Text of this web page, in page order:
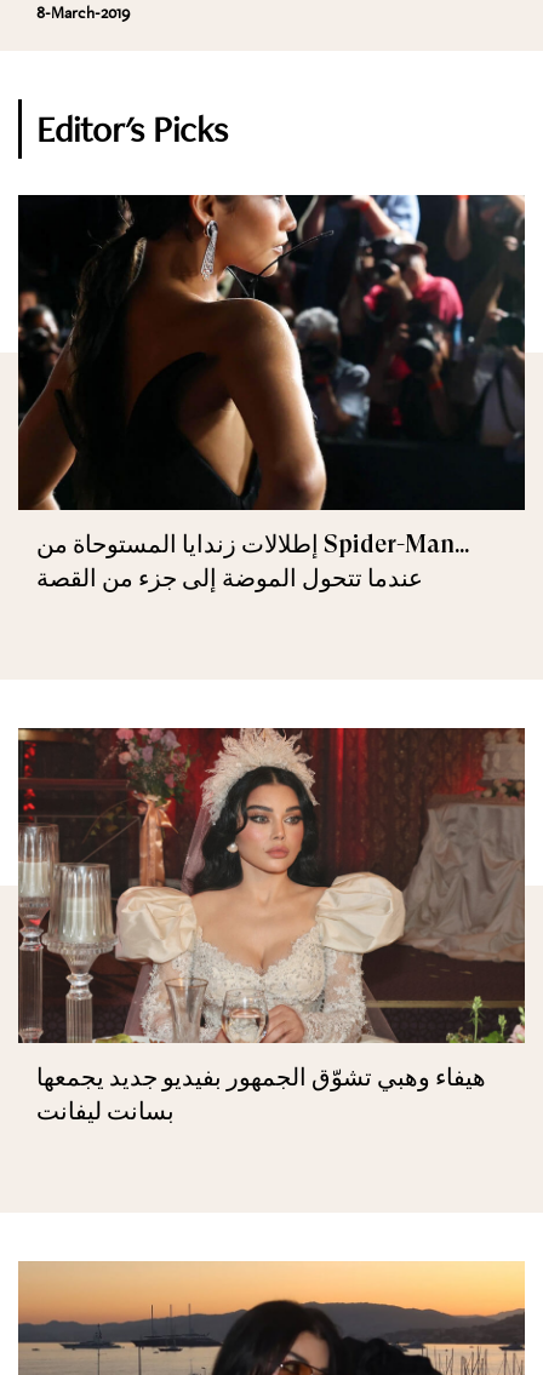
8-March-2019
Editor's Picks
إطلالات زندايا المستوحاة من Spider-Man...
عندما تتحول الموضة إلى جزء من القصة
هيفاء وهبي تشوّق الجمهور بفيديو جديد يجمعها
بسانت ليفانت